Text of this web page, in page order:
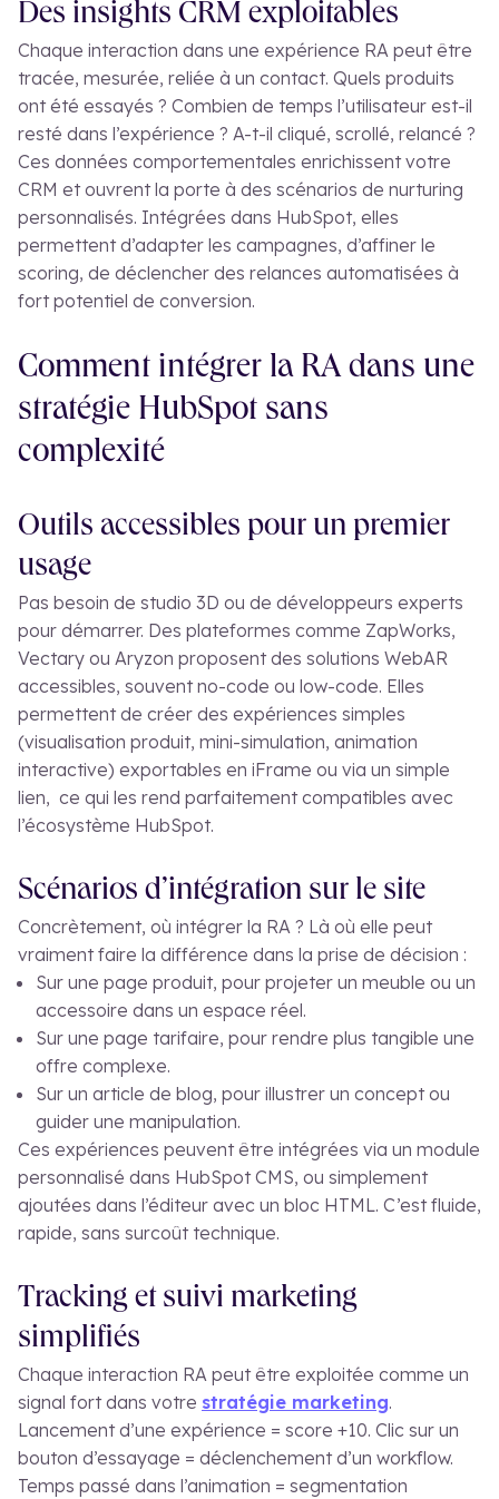
Des insights CRM exploitables
Chaque interaction dans une expérience RA peut être
tracée, mesurée, reliée à un contact. Quels produits
ont été essayés ? Combien de temps l’utilisateur est-il
resté dans l’expérience ? A-t-il cliqué, scrollé, relancé ?
Ces données comportementales enrichissent votre
CRM et ouvrent la porte à des scénarios de nurturing
personnalisés. Intégrées dans HubSpot, elles
permettent d’adapter les campagnes, d’affiner le
scoring, de déclencher des relances automatisées à
fort potentiel de conversion.
Comment intégrer la RA dans une
stratégie HubSpot sans
complexité
Outils accessibles pour un premier
usage
Pas besoin de studio 3D ou de développeurs experts
pour démarrer. Des plateformes comme ZapWorks,
Vectary ou Aryzon proposent des solutions WebAR
accessibles, souvent no-code ou low-code. Elles
permettent de créer des expériences simples
(visualisation produit, mini-simulation, animation
interactive) exportables en iFrame ou via un simple
lien, ce qui les rend parfaitement compatibles avec
l’écosystème HubSpot.
Scénarios d’intégration sur le site
Concrètement, où intégrer la RA ? Là où elle peut
vraiment faire la différence dans la prise de décision :
Sur une page produit, pour projeter un meuble ou un
accessoire dans un espace réel.
Sur une page tarifaire, pour rendre plus tangible une
offre complexe.
Sur un article de blog, pour illustrer un concept ou
guider une manipulation.
Ces expériences peuvent être intégrées via un module
personnalisé dans HubSpot CMS, ou simplement
ajoutées dans l’éditeur avec un bloc HTML. C’est fluide,
rapide, sans surcoût technique.
Tracking et suivi marketing
simplifiés
Chaque interaction RA peut être exploitée comme un
signal fort dans votre stratégie marketing.
Lancement d’une expérience = score +10. Clic sur un
bouton d’essayage = déclenchement d’un workflow.
Temps passé dans l’animation = segmentation